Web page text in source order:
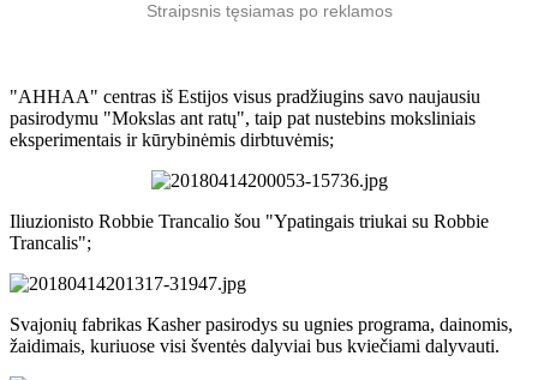
Straipsnis tęsiamas po reklamos
"AHHAA" centras iš Estijos visus pradžiugins savo naujausiu
pasirodymu "Mokslas ant ratų", taip pat nustebins moksliniais
eksperimentais ir kūrybinėmis dirbtuvėmis;
Iliuzionisto Robbie Trancalio šou "Ypatingais triukai su Robbie
Trancalis";
Svajonių fabrikas Kasher pasirodys su ugnies programa, dainomis,
žaidimais, kuriuose visi šventės dalyviai bus kviečiami dalyvauti.